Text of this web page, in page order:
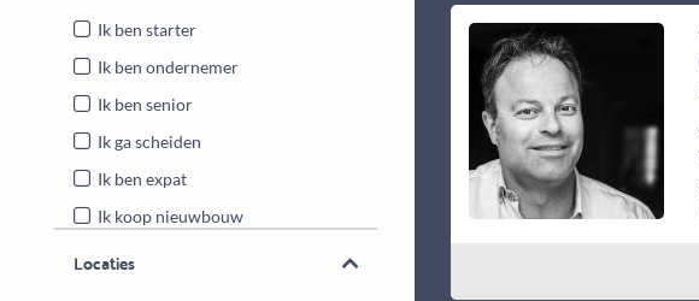
Ik ben starter
Ik ben ondernemer
Ik ben senior
Ik ga scheiden
Ik ben expat
Ik koop nieuwbouw
Locaties